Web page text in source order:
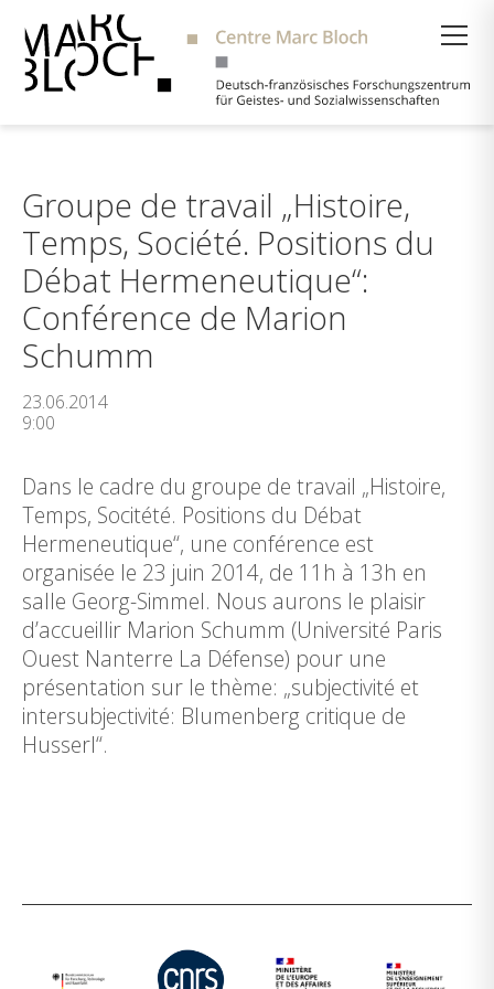
Groupe de travail „Histoire,
Temps, Société. Positions du
Débat Hermeneutique“:
Conférence de Marion
Schumm
23.06.2014
9:00
Dans le cadre du groupe de travail „Histoire,
Temps, Socitété. Positions du Débat
Hermeneutique“, une conférence est
organisée le 23 juin 2014, de 11h à 13h en
salle Georg-Simmel. Nous aurons le plaisir
d’accueillir Marion Schumm (Université Paris
Ouest Nanterre La Défense) pour une
présentation sur le thème: „subjectivité et
intersubjectivité: Blumenberg critique de
Husserl“.